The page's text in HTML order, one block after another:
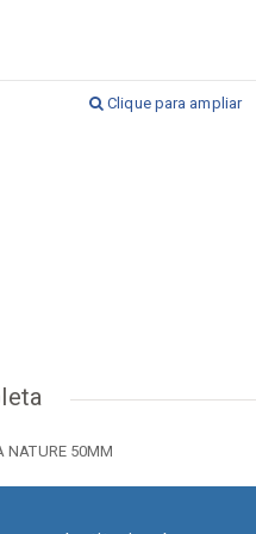
Clique para ampliar
NATURE 50MM